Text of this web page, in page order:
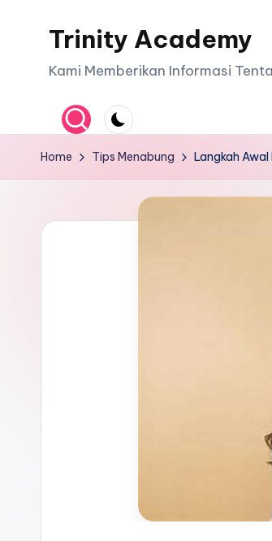
Trinity Academy
Kami Memberikan Informasi
Home Tips Menabung Langkah